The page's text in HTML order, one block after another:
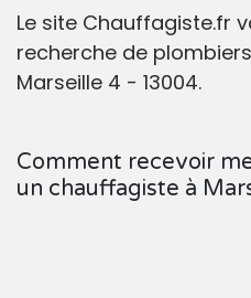
Le site Chauffagiste.fr
recherche de
Marseille 4 - 13004.
Comment recevoir
un chauffagiste à